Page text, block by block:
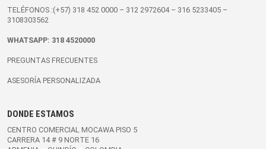
TELÉFONOS :(+57) 318 452 0000 – 312 2972604– 316 5233405 –
3108303562
WHATSAPP: 318 4520000
PREGUNTAS FRECUENTES
ASESORÍA PERSONALIZADA
DONDE ESTAMOS
CENTRO COMERCIAL MOCAWA PISO 5
CARRERA 14 # 9 NORTE 16